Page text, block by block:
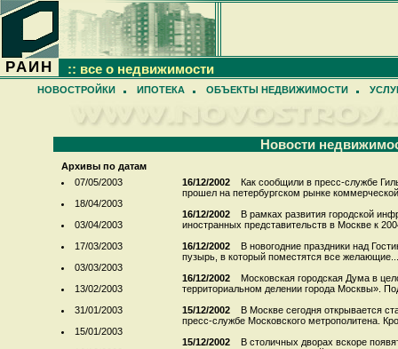
РАИН :: все о недвижимости
НОВОСТРОЙКИ ИПОТЕКА ОБЪЕКТЫ НЕДВИЖИМОСТИ
Новости
Архивы по датам
07/05/2003
18/04/2003
03/04/2003
17/03/2003
03/03/2003
13/02/2003
31/01/2003
15/01/2003
16/12/2002
Как сообщили в пресс-службе
прошел на петербургском рынке
16/12/2002
В рамках развития городской
иностранных представительств в Москве к
16/12/2002
В новогодние праздники над
пузырь, в который поместятся все
16/12/2002
Московская городская Дума в
территориальном делении города Москвы».
15/12/2002
В Москве сегодня открывается
пресс-службе Московского метрополитена.
15/12/2002
В столичных дворах вскоре